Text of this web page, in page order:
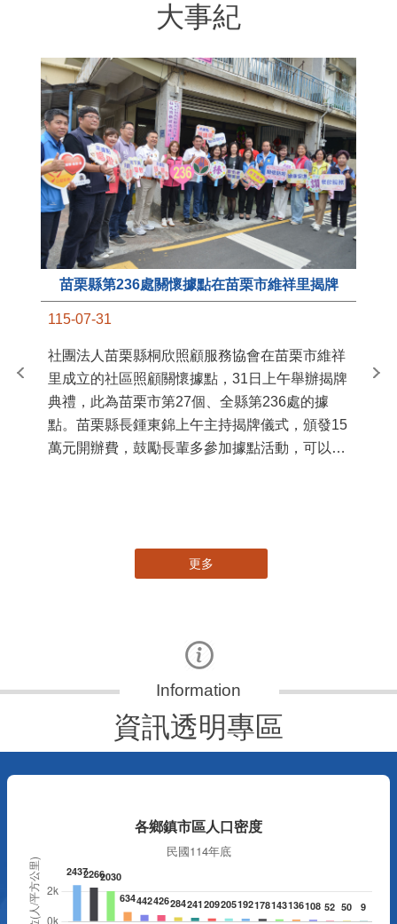
大事紀
苗栗縣第236處關懷據點在苗栗市維祥里揭牌
115-07-31
社團法人苗栗縣桐欣照顧服務協會在苗栗市維祥
里成立的社區照顧關懷據點，31日上午舉辦揭牌
典禮，此為苗栗市第27個、全縣第236處的據
點。苗栗縣長鍾東錦上午主持揭牌儀式，頒發15
萬元開辦費，鼓勵長輩多參加據點活動，可以更
苗
更多
資訊透明專區